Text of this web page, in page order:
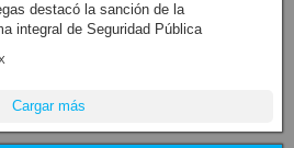
destacó la sanción de la
integral de Seguridad Pública
Cargar más